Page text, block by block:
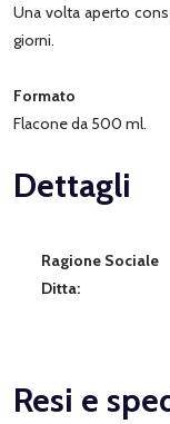
Una volta aperto
giorni.
Formato
Flacone da 500 ml.
Dettagli
Ragione Sociale
Ditta:
Resi e